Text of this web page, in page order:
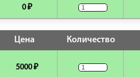
0 ₽
Цена Количество
5000 ₽